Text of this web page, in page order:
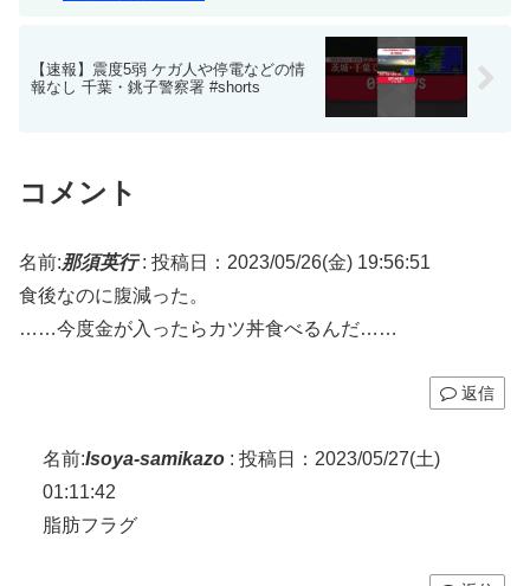
【速報】震度5弱 ケガ人や停電などの情
報なし 千葉・銚子警察署 #shorts
コメント
名前:那須英行: 投稿日：2023/05/26(金) 19:56:51
食後なのに腹減った。
……今度金が入ったらカツ丼食べるんだ……
返信
名前:Isoya-samikazo : 投稿日：2023/05/27(土)
01:11:42
脂肪フラグ